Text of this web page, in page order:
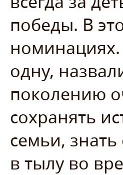
победы. В
одну,
поколению
сохранять
семьи,
в тылу во